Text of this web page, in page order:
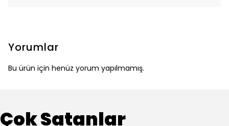
Yorumlar
Bu ürün için henüz yorum yapılmamış.
Çok Satanlar